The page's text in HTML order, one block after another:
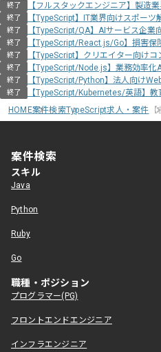
終了 【フルスタックエンジニア】製造
終了 【TypeScript】IT業界向けスポーツ
終了 【TypeScript/QA】AIサービス企
終了 【TypeScript/React.js/Go】損害
終了 【TypeScript】クリエイター向け
終了 【TypeScript/Node.js】業務効率化
終了 【TypeScript/Python】法人向け
終了
【TypeScript/Kubernetes/英語】
HOME案件検索TypeScript求人・案件
案件検索
スキル
Java
Python
Ruby
Go
職種・ポジション
プログラマー(PG)
フロントエンドエンジニア
インフラエンジニア